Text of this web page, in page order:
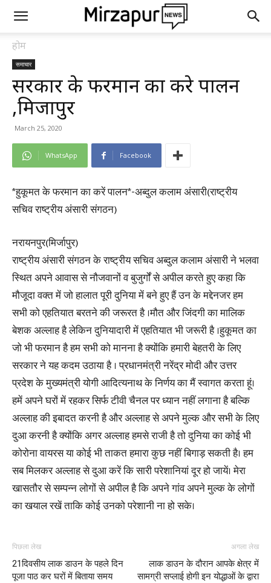
होम
समाचार
सरकार के फरमान का करे पालन
,मिर्जापुर
March 25, 2020
WhatsApp Facebook
*हुकूमत के फरमान का करें पालन*-अब्दुल कलाम अंसारी(राष्ट्रीय
सचिव राष्ट्रीय अंसारी संगठन)
नरायनपुर(मिर्जापुर)
राष्ट्रीय अंसारी संगठन के राष्ट्रीय सचिव अब्दुल कलाम अंसारी ने भलवा
स्थित अपने आवास से नौजवानों व बुजुर्गों से अपील करते हुए कहा कि
मौजूदा वक्त में जो हालात पूरी दुनिया में बने हुए हैं उन के मद्देनजर हम
सभी को एहतियात बरतने की जरूरत है ।मौत और जिंदगी का मालिक
बेशक अल्लाह है लेकिन दुनियादारी में एहतियात भी जरूरी है ।हुकूमत का
जो भी फरमान है हम सभी को मानना है क्योंकि हमारी बेहतरी के लिए
सरकार ने यह कदम उठाया है । प्रधानमंत्री नरेंद्र मोदी और उत्तर
प्रदेश के मुख्यमंत्री योगी आदित्यनाथ के निर्णय का मैं स्वागत करता हूं।
हमें अपने घरों में रहकर सिर्फ टीवी चैनल पर ध्यान नहीं लगाना है बल्कि
अल्लाह की इबादत करनी है और अल्लाह से अपने मुल्क और सभी के लिए
दुआ करनी है क्योंकि अगर अल्लाह हमसे राजी है तो दुनिया का कोई भी
कोरोना वायरस या कोई भी ताकत हमारा कुछ नहीं बिगाड़ सकती है। हम
सब मिलकर अल्लाह से दुआ करें कि सारी परेशानियां दूर हो जायें। मेरा
खासतौर से सम्पन्न लोगों से अपील है कि अपने गांव अपने मुल्क के लोगों
का खयाल रखें ताकि कोई उनको परेशानी ना हो सके।
पिछला लेख
21दिवसीय लाक डाउन के पहले दिन
पूजा पाठ कर घरों में बिताया समय
अगला लेख
लाक डाउन के दौरान आपके क्षेत्र में
सामग्री सप्लाई होगी इन योद्धाओं के द्वारा